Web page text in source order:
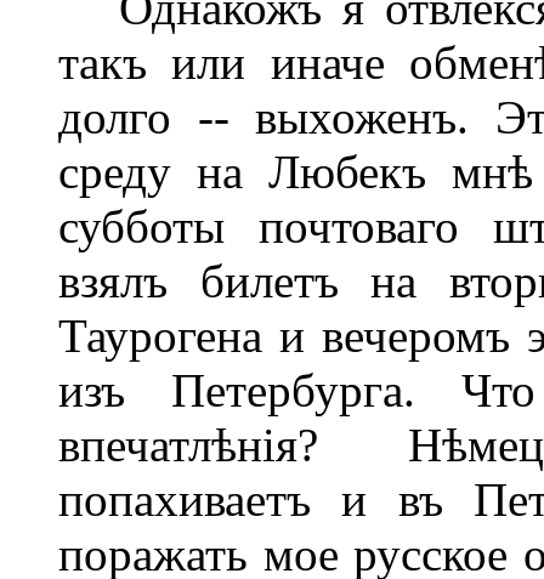
такъ или иначе
долго -- выхоженъ.
среду на Любекъ мнѣ
субботы почтоваго
взялъ билетъ на
Таурогена и вечеромъ
изъ Петербурга.
впечатлѣнія?
попахиваетъ и въ
поражать мое русское